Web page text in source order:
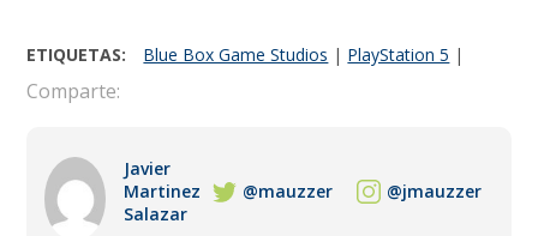
ETIQUETAS: Blue Box Game Studios | PlayStation 5 |
Comparte:
Javier
Martinez
Salazar
@mauzzer @jmauzzer